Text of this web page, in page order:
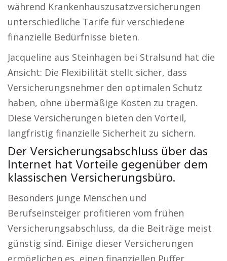
während Krankenhauszusatzversicherungen
unterschiedliche Tarife für verschiedene
finanzielle Bedürfnisse bieten.
Jacqueline aus Steinhagen bei Stralsund hat die
Ansicht: Die Flexibilität stellt sicher, dass
Versicherungsnehmer den optimalen Schutz
haben, ohne übermäßige Kosten zu tragen.
Diese Versicherungen bieten den Vorteil,
langfristig finanzielle Sicherheit zu sichern.
Der Versicherungsabschluss über das
Internet hat Vorteile gegenüber dem
klassischen Versicherungsbüro.
Besonders junge Menschen und
Berufseinsteiger profitieren vom frühen
Versicherungsabschluss, da die Beiträge meist
günstig sind. Einige dieser Versicherungen
ermöglichen es, einen finanziellen Puffer